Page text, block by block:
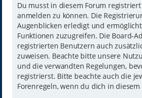
Du musst in diesem Forum
anmelden zu können. Die
Augenblicken erledigt und
Funktionen zuzugreifen. Die Board-
registrierten Benutzern auch
zuweisen. Beachte bitte unsere
und die verwandten Regelungen,
registrierst. Bitte beachte auch die
Forenregeln, wenn du dich in diesem